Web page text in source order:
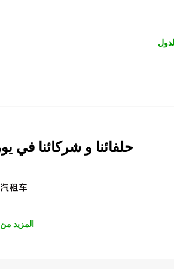
حلفائنا و شركائنا في
المزيد